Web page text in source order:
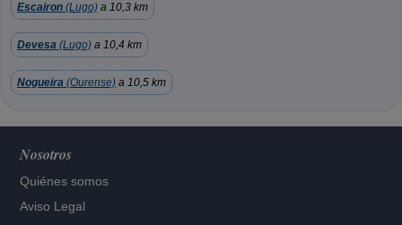
Escairon (Lugo) a 10,3 km
Devesa (Lugo) a 10,4 km
Nogueira (Ourense) a 10,5 km
Nosotros
Quiénes somos
Aviso Legal